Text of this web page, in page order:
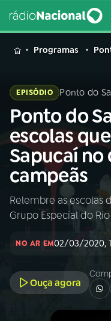
MENU
Buscar
na
Rádio
Nacional
01INÍCIO
Programas
EPISÓDIO Ponto do
Ponto do
escolas
Sapucaí no
campeãs
Relembre as escolas
Grupo Especial do
NO AR EM02/03/2020,
Ouça agora